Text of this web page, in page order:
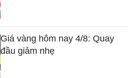
Giá vàng hôm nay 4/8: Quay
đầu giảm nhẹ